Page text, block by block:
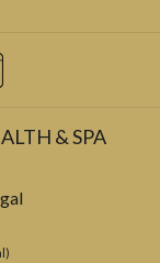
& SPA